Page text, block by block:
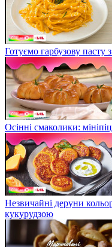
Готуємо гарбузову пасту
Осінні смаколики:
Незвичайні деруни
кукурудзою